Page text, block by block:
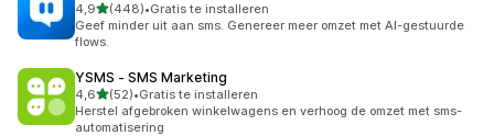
4,9van 5 sterren
(448)
448 recensies in totaal
•Gratis te installeren
Geef minder uit aan sms. Genereer meer omzet met AI-gestuurde
flows.
YSMS ‑ SMS Marketing
4,6van 5 sterren
(52)
52 recensies in totaal
•Gratis te installeren
Herstel afgebroken winkelwagens en verhoog de omzet met sms-
automatisering